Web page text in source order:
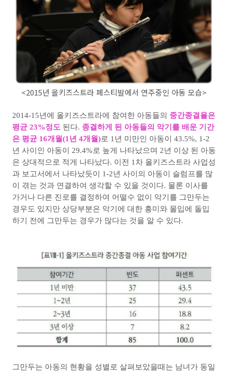
<2015년 올키즈스트라 페스티발에서 연주중인 아동 모습>
2014-15년에 올키즈스트라에 참여한 아동들의 중간종결율은
평균 23%정도 된다. 종결하게 된 아동들의 악기를 배운 기간
은 평균 16개월(1년 4개월)로 1년 미만인 아동이 43.5%, 1-2
년 사이인 아동이 29.4%로 높게 나타났으며 2년 이상 된 아동
은 상대적으로 적게 나타났다. 이전 1차 올키즈스트라 사업성
과 보고서에서 나타났듯이 1-2년 사이의 아동이 슬럼프를 많
이 겪는 것과 연결하여 생각할 수 있을 것이다. 물론 이사를
가거나 다른 진로를 결정하여 어떨수 없이 악기를 그만두는
경우도 있지만 상당부분은 악기에 대한 흥미와 몰입에 돌입
하기 전에 그만두는 경우가 많다는 것을 알 수 있다.
그만두는 아동의 현황을 성별로 살펴보았을때는 남녀가 동일